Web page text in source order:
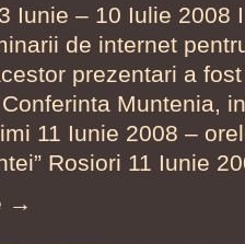
Iunie – 10 Iulie 2008
de internet
prezentari a
Muntenia,
11 Iunie 2008 –
Rosiori 11 Iunie
→